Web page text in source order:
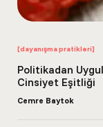
[dayanışma pratikleri]
Politikadan
Cinsiyet Eşitliği
Cemre Baytok